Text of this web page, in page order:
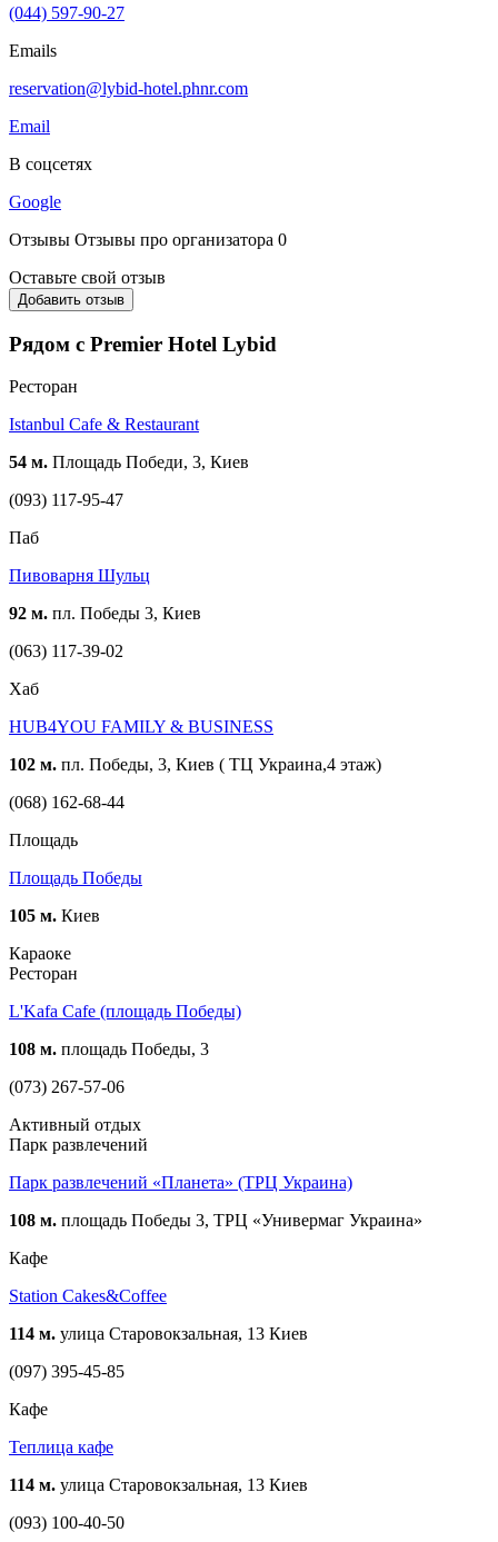
(044) 597-90-27
Emails
reservation@lybid-hotel.phnr.com
Email
В соцсетях
Google
Отзывы Отзывы про организатора 0
Оставьте свой отзыв
Добавить отзыв
Рядом с Premier Hotel Lybid
Ресторан
Istanbul Cafe & Restaurant
54 м. Площадь Победи, 3, Киев
(093) 117-95-47
Паб
Пивоварня Шульц
92 м. пл. Победы 3, Киев
(063) 117-39-02
Хаб
HUB4YOU FAMILY & BUSINESS
102 м. пл. Победы, 3, Киев ( ТЦ Украина,4 этаж)
(068) 162-68-44
Площадь
Площадь Победы
105 м. Киев
Караоке
Ресторан
L'Kafa Cafe (площадь Победы)
108 м. площадь Победы, 3
(073) 267-57-06
Активный отдых
Парк развлечений
Парк развлечений «Планета» (ТРЦ Украина)
108 м. площадь Победы 3, ТРЦ «Универмаг Украина»
Кафе
Station Cakes&Coffee
114 м. улица Старовокзальная, 13 Киев
(097) 395-45-85
Кафе
Теплица кафе
114 м. улица Старовокзальная, 13 Киев
(093) 100-40-50